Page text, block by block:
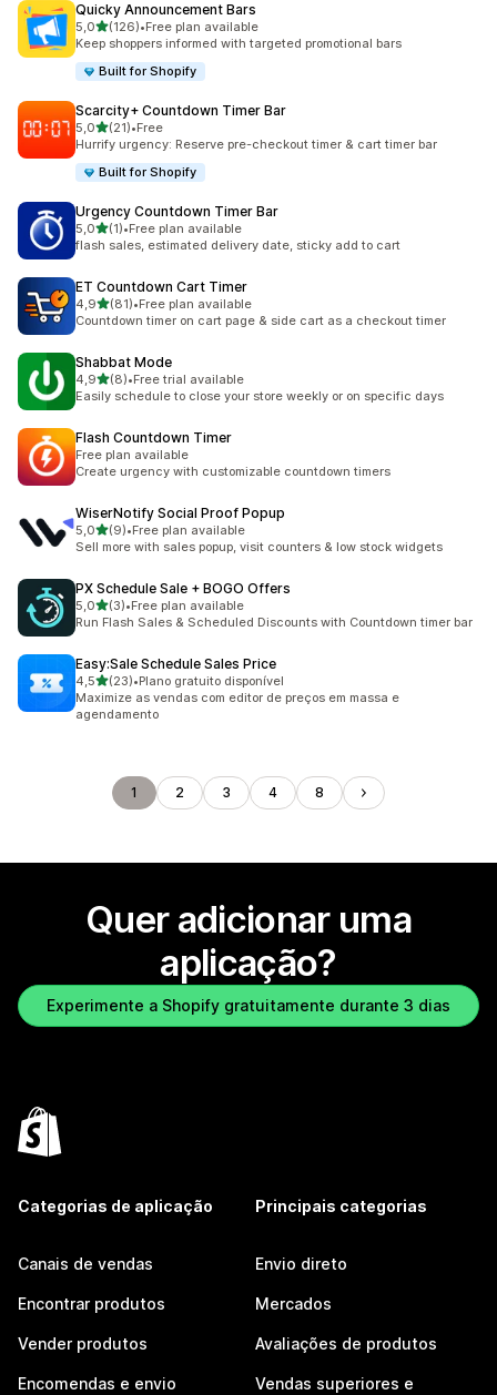
Quicky Announcement Bars
5,0de 5 estrelas
(126)
126 total de avaliações
•Free plan available
Keep shoppers informed with targeted promotional bars
Built for Shopify
Scarcity+ Countdown Timer Bar
5,0de 5 estrelas
(21)
21 total de avaliações
•Free
Hurrify urgency: Reserve pre-checkout timer & cart timer bar
Built for Shopify
Urgency Countdown Timer Bar
5,0de 5 estrelas
(1)
1 total de avaliações
•Free plan available
flash sales, estimated delivery date, sticky add to cart
ET Countdown Cart Timer
4,9de 5 estrelas
(81)
81 total de avaliações
•Free plan available
Countdown timer on cart page & side cart as a checkout timer
Shabbat Mode
4,9de 5 estrelas
(8)
8 total de avaliações
•Free trial available
Easily schedule to close your store weekly or on specific days
Flash Countdown Timer
Free plan available
Create urgency with customizable countdown timers
WiserNotify Social Proof Popup
5,0de 5 estrelas
(9)
9 total de avaliações
•Free plan available
Sell more with sales popup, visit counters & low stock widgets
PX Schedule Sale + BOGO Offers
5,0de 5 estrelas
(3)
3 total de avaliações
•Free plan available
Run Flash Sales & Scheduled Discounts with Countdown timer bar
Easy:Sale Schedule Sales Price
4,5de 5 estrelas
(23)
23 total de avaliações
•Plano gratuito disponível
Maximize as vendas com editor de preços em massa e
agendamento
1 2 3 4 8
Quer adicionar uma
aplicação?
Experimente a Shopify gratuitamente durante 3 dias
Categorias de aplicação
Canais de vendas
Encontrar produtos
Vender produtos
Encomendas e envio
Principais categorias
Envio direto
Mercados
Avaliações de produtos
Vendas superiores e